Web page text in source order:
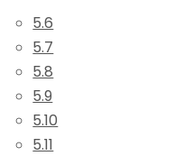
5.6
5.7
5.8
5.9
5.10
5.11